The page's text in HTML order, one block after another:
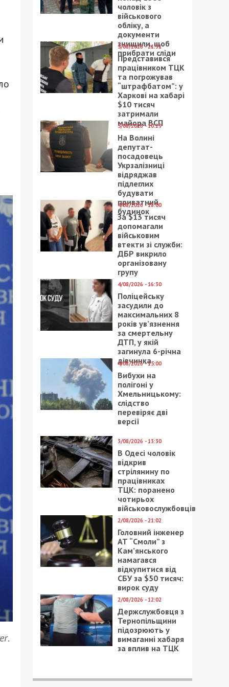
.
чоловік з
військового
обліку, а
документи
знищили, щоб
прибрати сліди
5/08/2026 - 21:31
Представився
працівником ТЦК
та погрожував
“штрафбатом”: у
Харкові на хабарі
$10 тисяч
затримали
майора ВСП
5/08/2026 - 10:29
На Волині
депутат-
посадовець
Укрзалізниці
відряджав
підлеглих
будувати
приватний
будинок
4/08/2026 - 18:00
За $13 тисяч
допомагали
військовим
втекти зі служби:
ДБР викрило
організовану
групу
4/08/2026 - 16:30
Поліцейську
засудили до
максимальних 8
років ув’язнення
за смертельну
ДТП, у якій
загинула 6-річна
дівчинка
4/08/2026 - 15:00
Вибухи на
полігоні у
Хмельницькому:
слідство
перевіряє дві
версії
3/08/2026 - 13:30
В Одесі чоловік
відкрив
стрілянину по
працівниках
ТЦК: поранено
чотирьох
військовослужбовців
2/08/2026 - 21:02
Головний інженер
АТ “Смоли” з
Кам’янського
намагався
відкупитися від
СБУ за $50 тисяч:
вирок суду
2/08/2026 - 12:02
Держслужбовця з
Тернопільщини
підозрюють у
вимаганні хабаря
за вплив на ТЦК